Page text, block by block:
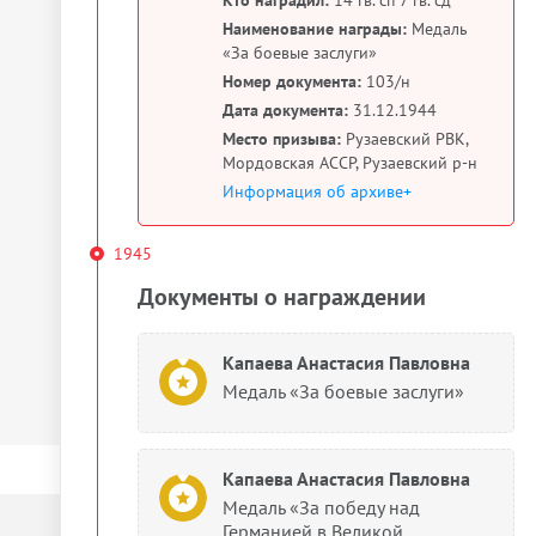
Наименование награды: Медаль
«За боевые заслуги»
Номер документа: 103/н
Дата документа: 31.12.1944
Место призыва: Рузаевский РВК,
Мордовская АССР, Рузаевский р-н
Информация об архиве+
1945
Документы о награждении
Капаева Анастасия Павловна
Медаль «За боевые заслуги»
Капаева Анастасия Павловна
Медаль «За победу над
Германией в Великой